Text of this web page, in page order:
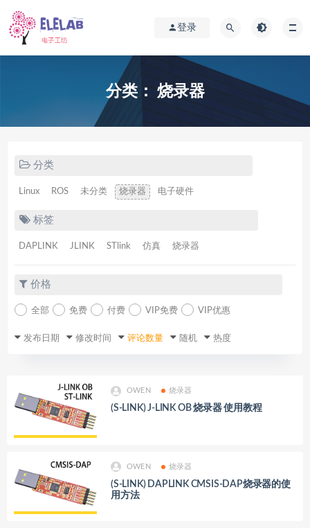
登录
分类：烧录器
分类
Linux ROS 未分类 烧录器 电子硬件
标签
DAPLINK JLINK STlink 仿真 烧录器
价格
全部 免费 付费 VIP免费 VIP优惠
发布日期 修改时间 评论数量 随机 热度
OWEN 烧录器
(S-LINK) J-LINK OB 烧录器 使用教程
OWEN 烧录器
(S-LINK) DAPLINK CMSIS-DAP烧录器的使
用方法